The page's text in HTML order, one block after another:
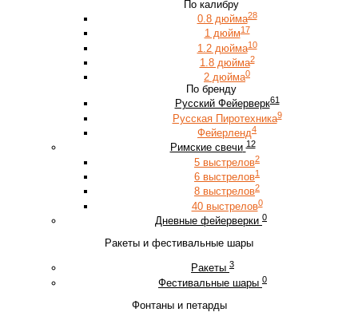
По калибру
0.8 дюйма28
1 дюйм17
1.2 дюйма10
1.8 дюйма2
2 дюйма0
По бренду
Русский Фейерверк61
Русская Пиротехника9
Фейерленд4
Римские свечи 12
5 выстрелов2
6 выстрелов1
8 выстрелов2
40 выстрелов0
Дневные фейерверки 0
Ракеты и фестивальные шары
Ракеты 3
Фестивальные шары 0
Фонтаны и петарды